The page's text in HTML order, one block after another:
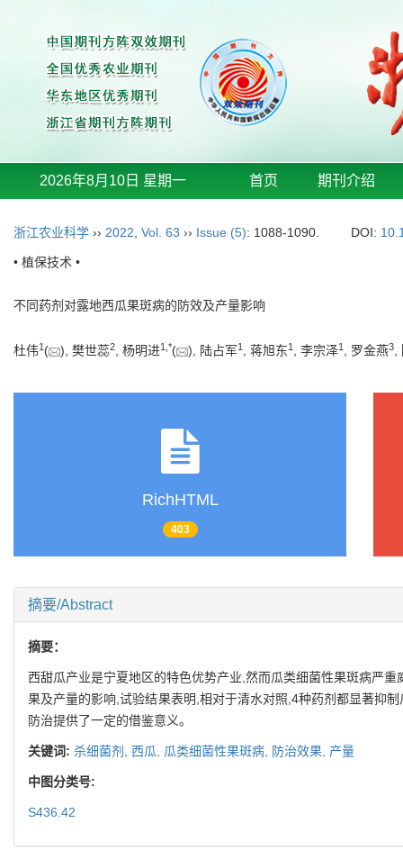
2026年8月10日 星期一 首页 期刊介绍
浙江农业科学 ›› 2022 Vol. 63 ›› Issue (5): 1088-1090. DOI:
• 植保技术 •
不同药剂对露地西瓜果斑病的防效及产量影响
杜伟1 ( ), 樊世蕊2, 杨明进1 *( ), 陆占军1 , 蒋旭东1 , 李宗泽1 , 罗金燕3,
RichHTML
403
摘要/Abstract
摘要：
西甜瓜产业是宁夏地区的特色优势产业,然而瓜类细菌性果斑病严
果及产量的影响,试验结果表明,相对于清水对照,4种药剂都显著抑
防治提供了一定的借鉴意义。
关键词: 杀细菌剂, 西瓜, 瓜类细菌性果斑病, 防治效果, 产量
中图分类号:
S436.42